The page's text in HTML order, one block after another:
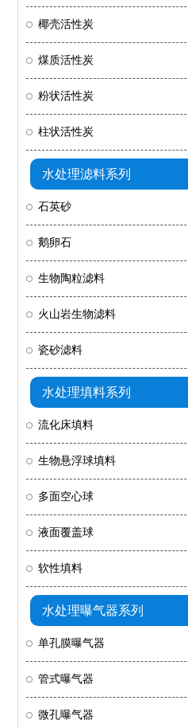
椰壳活性炭
煤质活性炭
粉状活性炭
柱状活性炭
水处理滤料系列
石英砂
鹅卵石
生物陶粒滤料
火山岩生物滤料
瓷砂滤料
水处理填料系列
流化床填料
生物悬浮球填料
多面空心球
液面覆盖球
软性填料
水处理曝气器系列
单孔膜曝气器
管式曝气器
微孔曝气器